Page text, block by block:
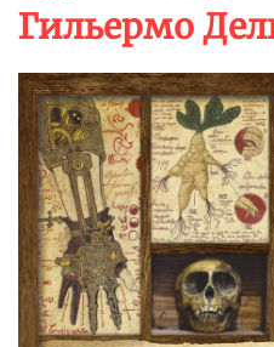
Гильермо